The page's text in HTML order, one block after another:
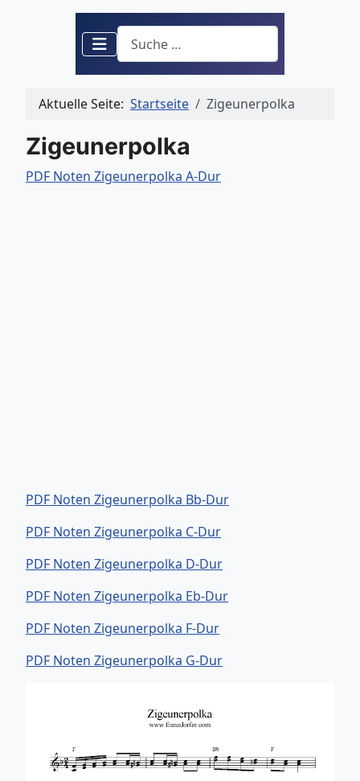
Suchen
Aktuelle Seite: Startseite Zigeunerpolka
Zigeunerpolka
PDF Noten Zigeunerpolka A-Dur
PDF Noten Zigeunerpolka Bb-Dur
PDF Noten Zigeunerpolka C-Dur
PDF Noten Zigeunerpolka D-Dur
PDF Noten Zigeunerpolka Eb-Dur
PDF Noten Zigeunerpolka F-Dur
PDF Noten Zigeunerpolka G-Dur